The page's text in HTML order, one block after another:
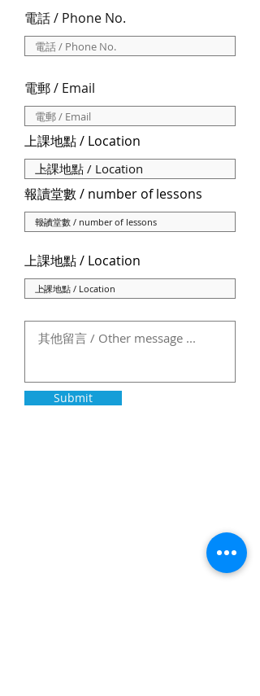
電話 / Phone No.
電郵 / Email
上課地點 / Location
報讀堂數 / number of lessons
上課地點 / Location
Submit